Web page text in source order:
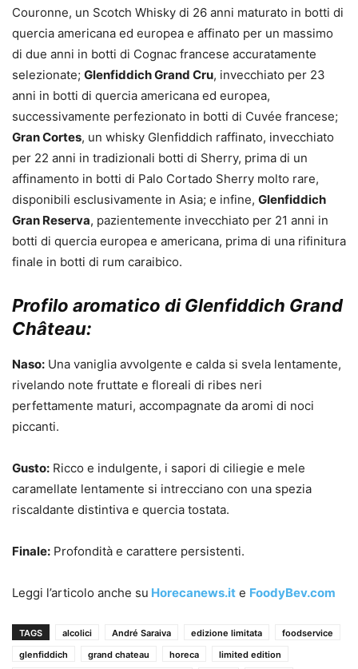
Couronne, un Scotch Whisky di 26 anni maturato in botti di
quercia americana ed europea e affinato per un massimo
di due anni in botti di Cognac francese accuratamente
selezionate; Glenfiddich Grand Cru, invecchiato per 23
anni in botti di quercia americana ed europea,
successivamente perfezionato in botti di Cuvée francese;
Gran Cortes, un whisky Glenfiddich raffinato, invecchiato
per 22 anni in tradizionali botti di Sherry, prima di un
affinamento in botti di Palo Cortado Sherry molto rare,
disponibili esclusivamente in Asia; e infine, Glenfiddich
Gran Reserva, pazientemente invecchiato per 21 anni in
botti di quercia europea e americana, prima di una rifinitura
finale in botti di rum caraibico.
Profilo aromatico di Glenfiddich Grand
Château:
Naso: Una vaniglia avvolgente e calda si svela lentamente,
rivelando note fruttate e floreali di ribes neri
perfettamente maturi, accompagnate da aromi di noci
piccanti.
Gusto: Ricco e indulgente, i sapori di ciliegie e mele
caramellate lentamente si intrecciano con una spezia
riscaldante distintiva e quercia tostata.
Finale: Profondità e carattere persistenti.
Leggi l’articolo anche su Horecanews.it e FoodyBev.com
TAGS alcolici André Saraiva edizione limitata
foodservice
glenfiddich
grand chateau horeca
limited edition